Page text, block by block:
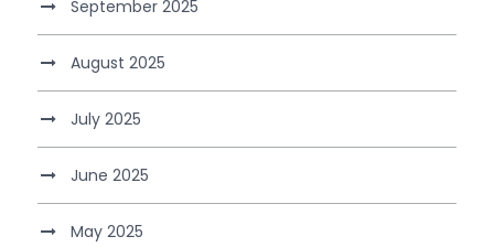
September 2025
August 2025
July 2025
June 2025
May 2025